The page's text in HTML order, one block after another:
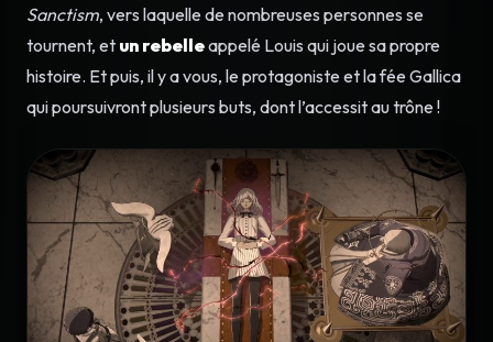
Sanctism, vers laquelle de nombreuses personnes se
tournent, et un rebelleappelé Louis qui joue sa propre
histoire. Et puis, il y a vous, le protagoniste et la fée Gallica
qui poursuivront plusieurs buts, dont l’accessit au trône !